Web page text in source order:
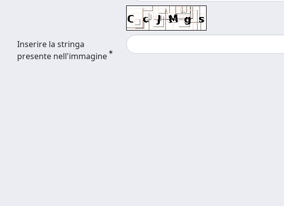
Inserire la stringa
presente nell'immagine